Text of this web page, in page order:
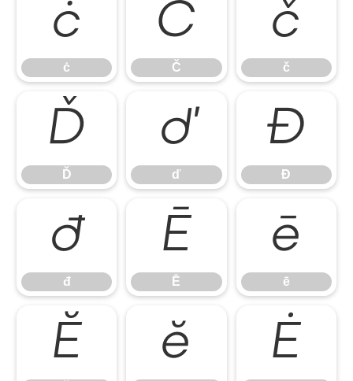
ċ
ċ
Č
Č
č
č
Ď
Ď
ď
ď
Đ
Đ
đ
đ
Ē
Ē
ē
ē
Ĕ ĕ Ė